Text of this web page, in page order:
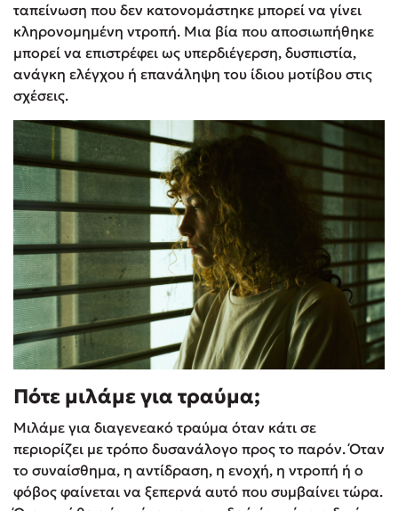
ταπείνωση που δεν κατονομάστηκε μπορεί να γίνει
κληρονομημένη ντροπή. Μια βία που αποσιωπήθηκε
μπορεί να επιστρέφει ως υπερδιέγερση, δυσπιστία,
ανάγκη ελέγχου ή επανάληψη του ίδιου μοτίβου στις
σχέσεις.
Πότε μιλάμε για τραύμα;
Μιλάμε για διαγενεακό τραύμα όταν κάτι σε
περιορίζει με τρόπο δυσανάλογο προς το παρόν. Όταν
το συναίσθημα, η αντίδραση, η ενοχή, η ντροπή ή ο
φόβος φαίνεται να ξεπερνά αυτό που συμβαίνει τώρα.